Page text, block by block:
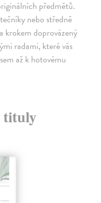
předmětů.
nebo středně
krokem doprovázený
radami, které vás
až k hotovému
tituly